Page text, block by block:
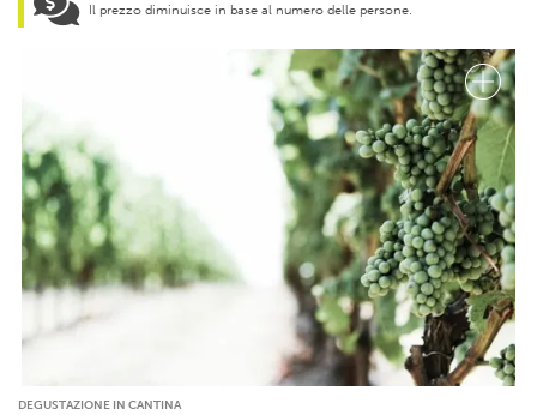
Il prezzo diminuisce in base al numero delle persone.
DEGUSTAZIONE IN CANTINA